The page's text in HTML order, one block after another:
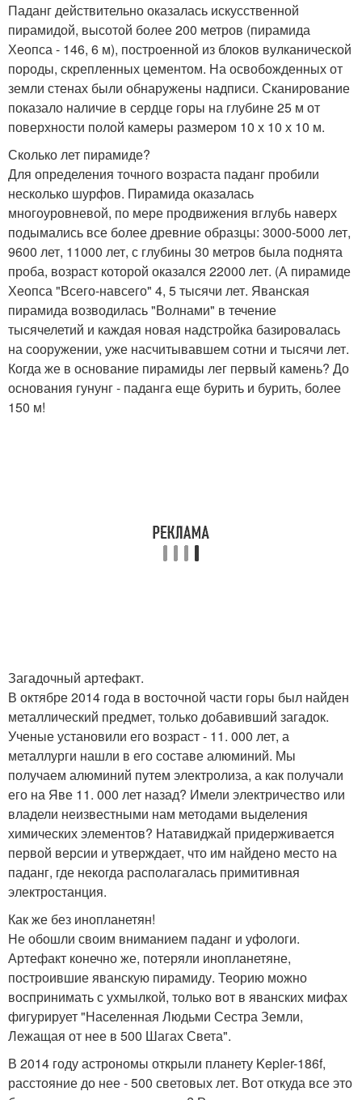
Паданг действительно оказалась искусственной
пирамидой, высотой более 200 метров (пирамида
Хеопса - 146, 6 м), построенной из блоков вулканической
породы, скрепленных цементом. На освобожденных от
земли стенах были обнаружены надписи. Сканирование
показало наличие в сердце горы на глубине 25 м от
поверхности полой камеры размером 10 х 10 х 10 м.
Сколько лет пирамиде?
Для определения точного возраста паданг пробили
несколько шурфов. Пирамида оказалась
многоуровневой, по мере продвижения вглубь наверх
подымались все более древние образцы: 3000-5000 лет,
9600 лет, 11000 лет, с глубины 30 метров была поднята
проба, возраст которой оказался 22000 лет. (А пирамиде
Хеопса "Всего-навсего" 4, 5 тысячи лет. Яванская
пирамида возводилась "Волнами" в течение
тысячелетий и каждая новая надстройка базировалась
на сооружении, уже насчитывавшем сотни и тысячи лет.
Когда же в основание пирамиды лег первый камень? До
основания гунунг - паданга еще бурить и бурить, более
150 м!
Загадочный артефакт.
В октябре 2014 года в восточной части горы был найден
металлический предмет, только добавивший загадок.
Ученые установили его возраст - 11. 000 лет, а
металлурги нашли в его составе алюминий. Мы
получаем алюминий путем электролиза, а как получали
его на Яве 11. 000 лет назад? Имели электричество или
владели неизвестными нам методами выделения
химических элементов? Натавиджай придерживается
первой версии и утверждает, что им найдено место на
паданг, где некогда располагалась примитивная
электростанция.
Как же без инопланетян!
Не обошли своим вниманием паданг и уфологи.
Артефакт конечно же, потеряли инопланетяне,
построившие яванскую пирамиду. Теорию можно
воспринимать с ухмылкой, только вот в яванских мифах
фигурирует "Населенная Людьми Сестра Земли,
Лежащая от нее в 500 Шагах Света".
В 2014 году астрономы открыли планету Kepler-186f,
расстояние до нее - 500 световых лет. Вот откуда все это